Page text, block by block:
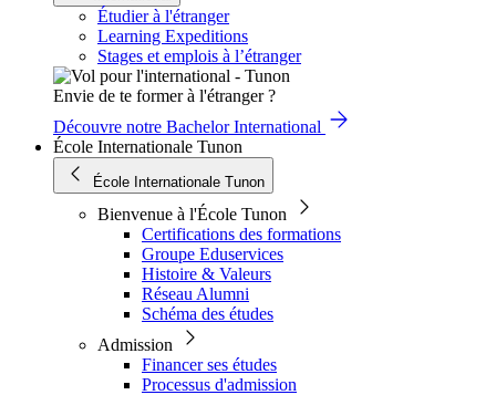
Étudier à l'étranger
Learning Expeditions
Stages et emplois à l’étranger
Envie de te former à l'étranger ?
Découvre notre Bachelor International
École Internationale Tunon
École Internationale Tunon
Bienvenue à l'École Tunon
Certifications des formations
Groupe Eduservices
Histoire & Valeurs
Réseau Alumni
Schéma des études
Admission
Financer ses études
Processus d'admission